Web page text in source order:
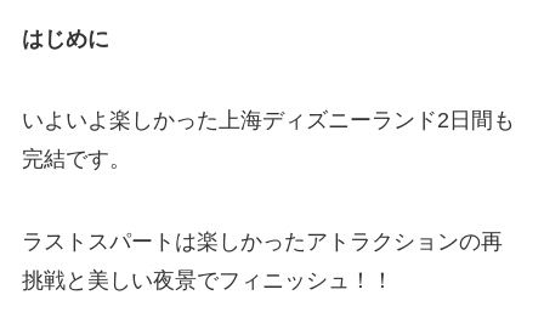
はじめに
いよいよ楽しかった上海ディズニーランド2日間も
完結です。
ラストスパートは楽しかったアトラクションの再
挑戦と美しい夜景でフィニッシュ！！